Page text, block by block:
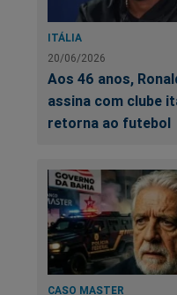
ITÁLIA
20/06/2026
Aos 46 anos,
assina com clube
retorna ao futebol
CASO MASTER